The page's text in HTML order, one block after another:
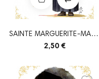
SAINTE MARGUERITE-MARIE
ALACOQUE
2,50 €